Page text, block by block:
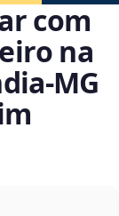
com
na